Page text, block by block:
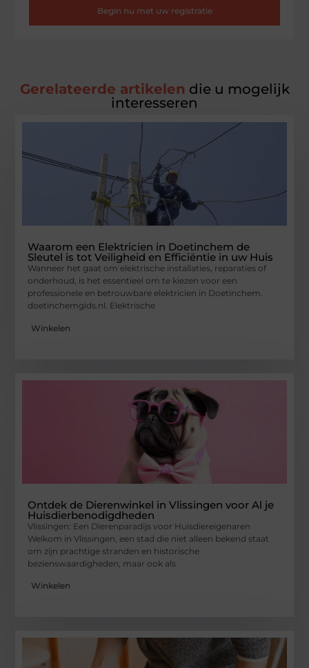
Begin nu met uw registratie
Gerelateerde artikelen die u mogelijk
interesseren
Waarom een Elektricien in Doetinchem de
Sleutel is tot Veiligheid en Efficiëntie in uw Huis
Wanneer het gaat om elektrische installaties, reparaties of
onderhoud, is het essentieel om te kiezen voor een
professionele en betrouwbare elektricien in Doetinchem.
doetinchemgids.nl. Elektrische
Winkelen
Ontdek de Dierenwinkel in Vlissingen voor Al je
Huisdierbenodigdheden
Vlissingen: Een Dierenparadijs voor Huisdiereigenaren
Welkom in Vlissingen, een stad die niet alleen bekend staat
om zijn prachtige stranden en historische
bezienswaardigheden, maar ook als
Winkelen